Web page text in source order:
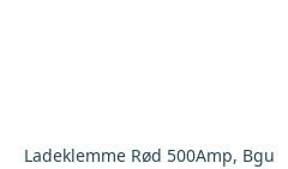
Ladeklemme Rød 500Amp, Bgu